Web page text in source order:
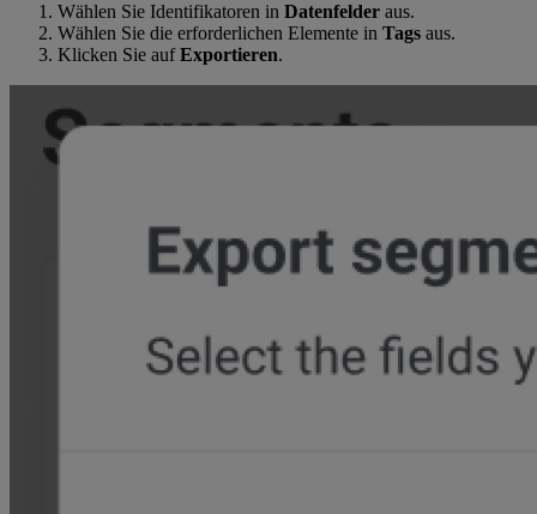
Wählen Sie Identifikatoren in Datenfelder aus.
Wählen Sie die erforderlichen Elemente in Tags aus.
Klicken Sie aufExportieren.